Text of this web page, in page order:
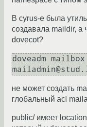
В cyrus-e была
создавала maildir, а
dovecot?
doveadm
не может создать
глобальный acl
public/ имеет